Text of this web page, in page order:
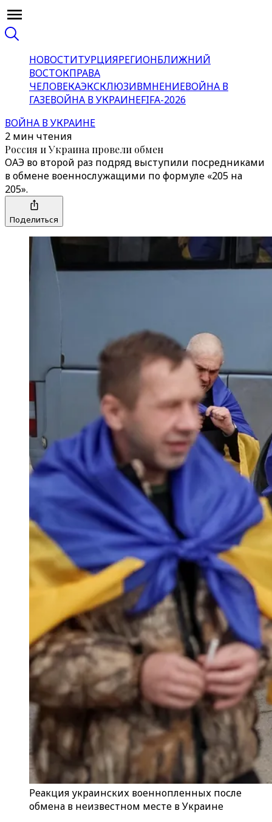
НОВОСТИТУРЦИЯРЕГИОНБЛИЖНИЙ
ВОСТОКПРАВА
ЧЕЛОВЕКАЭКСКЛЮЗИВМНЕНИЕВОЙНА В
ГАЗЕВОЙНА В УКРАИНЕFIFA-2026
ВОЙНА В УКРАИНЕ
2 мин чтения
Россия и Украина провели обмен
ОАЭ во второй раз подряд выступили посредниками
в обмене военнослужащими по формуле «205 на
205».
Поделиться
Реакция украинских военнопленных после
обмена в неизвестном месте в Украине